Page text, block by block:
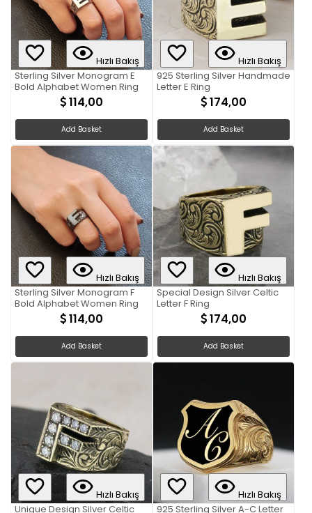
Hızlı Bakış
Sterling Silver Monogram E
Bold Alphabet Women Ring
114,00
Add Basket
Hızlı Bakış
925 Sterling Silver Handmade
Letter E Ring
174,00
Add Basket
Hızlı Bakış
Sterling Silver Monogram F
Bold Alphabet Women Ring
114,00
Add Basket
Hızlı Bakış
Special Design Silver Celtic
Letter F Ring
174,00
Add Basket
Hızlı Bakış
Unigue Design Silver Celtic
Hızlı Bakış
925 Sterling Silver A-C Letter